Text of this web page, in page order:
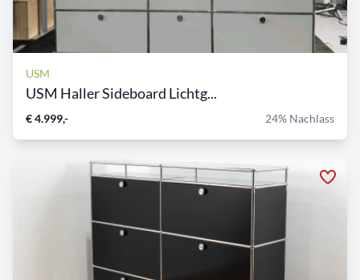
USM
USM Haller Sideboard Lichtg...
€ 4.999,- 24% Nachlass